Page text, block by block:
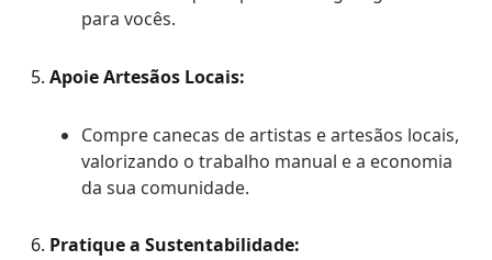
para vocês.
Apoie Artesãos Locais:
Compre canecas de artistas e artesãos locais,
valorizando o trabalho manual e a economia
da sua comunidade.
Pratique a Sustentabilidade: